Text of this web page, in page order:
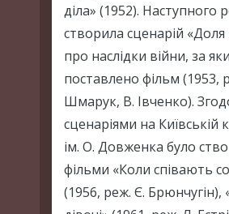
діла» (1952). Наступного
створила сценарій
про наслідки війни, за
поставлено фільм (1953,
Шмарук, В. Івченко).
сценаріями на Київській
ім. О. Довженка було
фільми «Коли співають
(1956, реж. Є. Брюнчугін),